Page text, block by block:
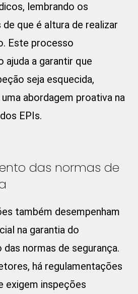
lembrando os
de que é altura de realizar
Este processo
ajuda a garantir que
seja esquecida,
abordagem proativa na
EPIs.
das normas de
também desempenham
na garantia do
normas de segurança.
há regulamentações
exigem inspeções